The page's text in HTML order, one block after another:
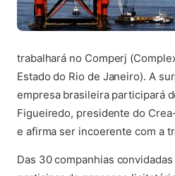
trabalhará no Comperj
Estado do Rio de Janeiro). A
empresa brasileira participará
Figueiredo, presidente do
e afirma ser incoerente com a
Das 30 companhias